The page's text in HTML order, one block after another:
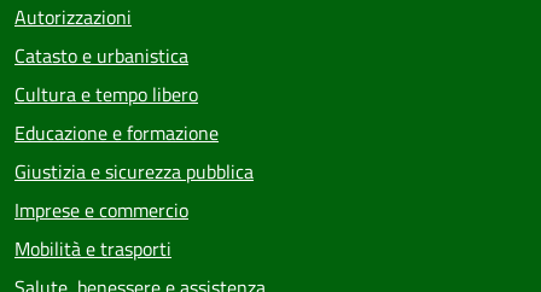
Autorizzazioni
Catasto e urbanistica
Cultura e tempo libero
Educazione e formazione
Giustizia e sicurezza pubblica
Imprese e commercio
Mobilità e trasporti